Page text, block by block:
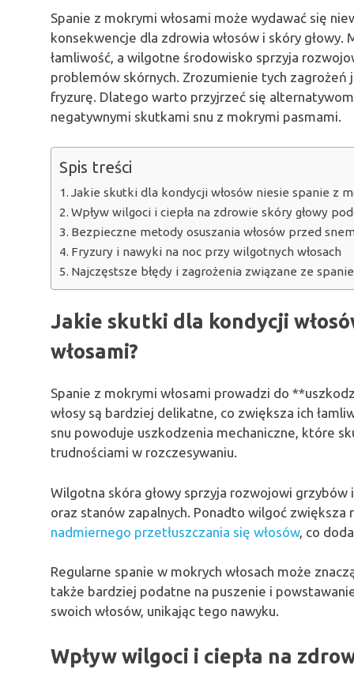
Spanie z mokrymi włosami może wydawać się
konsekwencje dla zdrowia włosów i skóry
łamliwość, a wilgotne środowisko sprzyja
problemów skórnych. Zrozumienie tych
fryzurę. Dlatego warto przyjrzeć się
negatywnymi skutkami snu z mokrymi pasmami.
Spis treści
Jakie skutki dla kondycji włosów niesie spanie z
Wpływ wilgoci i ciepła na zdrowie skóry głowy
Bezpieczne metody osuszania włosów przed
Fryzury i nawyki na noc przy wilgotnych włosach
Najczęstsze błędy i zagrożenia związane ze
Jakie skutki dla kondycji
włosami?
Spanie z mokrymi włosami prowadzi do
włosy są bardziej delikatne, co zwiększa ich
snu powoduje uszkodzenia mechaniczne, które
trudnościami w rozczesywaniu.
Wilgotna skóra głowy sprzyja rozwojowi
oraz stanów zapalnych. Ponadto wilgoć
nadmiernego przetłuszczania się włosów, co
Regularne spanie w mokrych włosach może
także bardziej podatne na puszenie i
swoich włosów, unikając tego nawyku.
Wpływ wilgoci i ciepła na